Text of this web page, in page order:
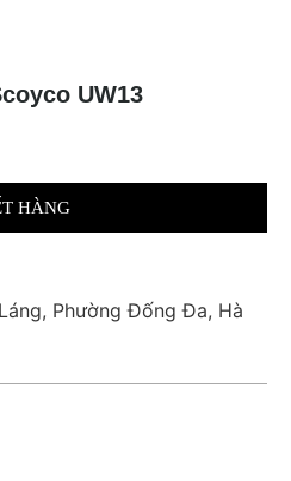
UW13
HÀNG
Phường Đống Đa, Hà